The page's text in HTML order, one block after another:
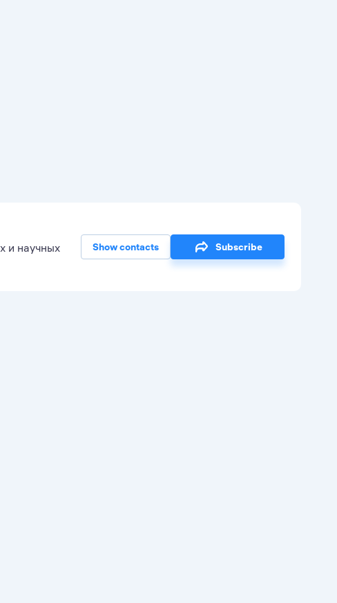
и научных
Show contacts Subscribe